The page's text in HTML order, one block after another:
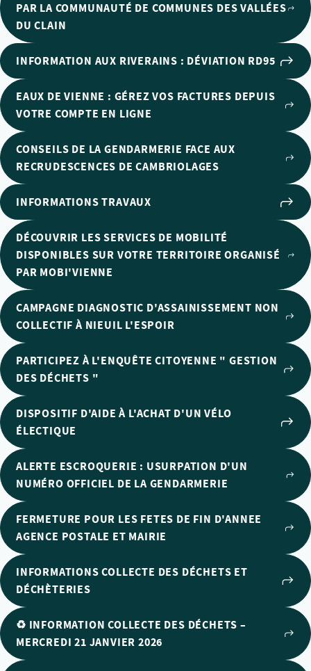
PAR LA COMMUNAUTÉ DE COMMUNES DES VALLÉES
DU CLAIN
INFORMATION AUX RIVERAINS : DÉVIATION RD95
EAUX DE VIENNE : GÉREZ VOS FACTURES DEPUIS
VOTRE COMPTE EN LIGNE
CONSEILS DE LA GENDARMERIE FACE AUX
RECRUDESCENCES DE CAMBRIOLAGES
INFORMATIONS TRAVAUX
DÉCOUVRIR LES SERVICES DE MOBILITÉ
DISPONIBLES SUR VOTRE TERRITOIRE ORGANISÉ
PAR MOBI'VIENNE
CAMPAGNE DIAGNOSTIC D'ASSAINISSEMENT NON
COLLECTIF À NIEUIL L'ESPOIR
PARTICIPEZ À L'ENQUÊTE CITOYENNE " GESTION
DES DÉCHETS "
DISPOSITIF D'AIDE À L'ACHAT D'UN VÉLO
ÉLECTIQUE
ALERTE ESCROQUERIE : USURPATION D'UN
NUMÉRO OFFICIEL DE LA GENDARMERIE
FERMETURE POUR LES FETES DE FIN D'ANNEE
AGENCE POSTALE ET MAIRIE
INFORMATIONS COLLECTE DES DÉCHETS ET
DÉCHÈTERIES
♻️ INFORMATION COLLECTE DES DÉCHETS –
MERCREDI 21 JANVIER 2026